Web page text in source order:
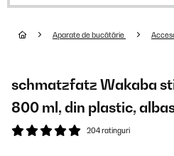
Aparate de bucătărie
schmatzfatz Wakaba
800 ml, din plastic,
204 ratinguri